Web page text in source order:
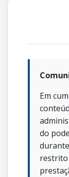
Em
do
restrito